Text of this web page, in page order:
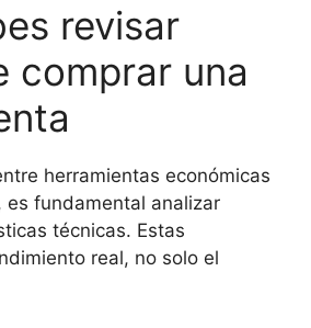
revisar
comprar una
herramientas económicas
es fundamental analizar
técnicas. Estas
real, no solo el